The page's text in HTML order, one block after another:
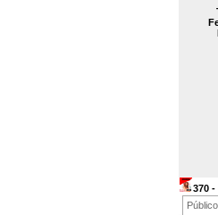
370 -
Público